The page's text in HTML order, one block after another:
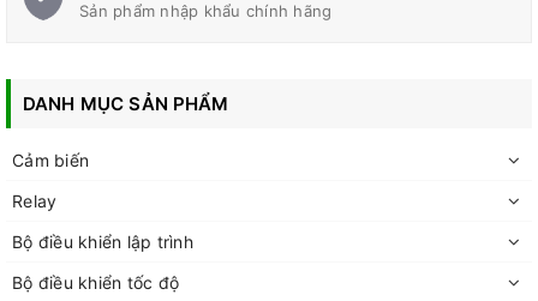
Sản phẩm nhập khẩu chính hãng
DANH MỤC SẢN PHẨM
Cảm biến
Relay
Bộ điều khiển lập trình
Bộ điều khiển tốc độ